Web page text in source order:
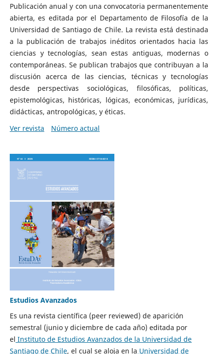
Publicación anual y con una convocatoria permanentemente
abierta, es editada por el Departamento de Filosofía de la
Universidad de Santiago de Chile. La revista está destinada
a la publicación de trabajos inéditos orientados hacia las
ciencias y tecnologías, sean estas antiguas, modernas o
contemporáneas. Se publican trabajos que contribuyan a la
discusión acerca de las ciencias, técnicas y tecnologías
desde perspectivas sociológicas, filosóficas, políticas,
epistemológicas, históricas, lógicas, económicas, jurídicas,
didácticas, antropológicas, y éticas.
Ver revista
Número actual
Estudios Avanzados
Es una revista científica (peer reviewed) de aparición
semestral (junio y diciembre de cada año) editada por
el Instituto de Estudios Avanzados de la Universidad de
Santiago de Chile, el cual se aloja en la Universidad de